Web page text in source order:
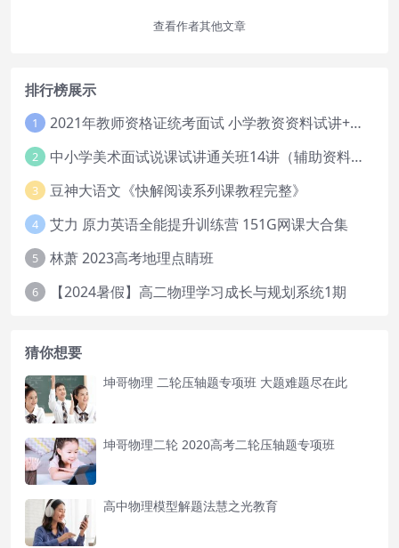
查看作者其他文章
排行榜展示
1 2021年教师资格证统考面试 小学教资资料试讲+答辩
2 中小学美术面试说课试讲通关班14讲（辅助资料第一套）
3 豆神大语文《快解阅读系列课教程完整》
4 艾力 原力英语全能提升训练营 151G网课大合集
5 林萧 2023高考地理点睛班
6 【2024暑假】高二物理学习成长与规划系统1期
猜你想要
坤哥物理 二轮压轴题专项班 大题难题尽在此
坤哥物理二轮 2020高考二轮压轴题专项班
高中物理模型解题法慧之光教育